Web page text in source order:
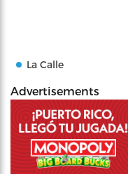
La Calle
Advertisements